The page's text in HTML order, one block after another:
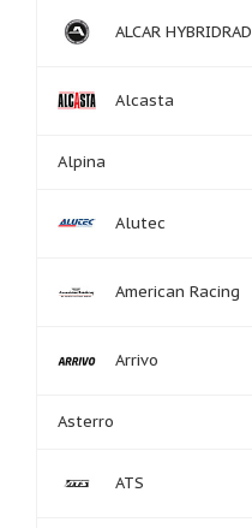
ALCAR HYBRIDRAD
Alcasta
Alpina
Alutec
American Racing
Arrivo
Asterro
ATS